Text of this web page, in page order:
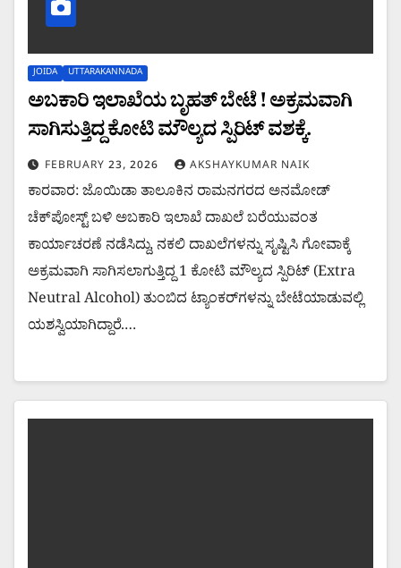
JOIDA UTTARAKANNADA
ಅಬಕಾರಿ ಇಲಾಖೆಯ ಬೃಹತ್ ಬೇಟೆ ! ಅಕ್ರಮವಾಗಿ
ಸಾಗಿಸುತ್ತಿದ್ದ ಕೋಟಿ ಮೌಲ್ಯದ ಸ್ಪಿರಿಟ್ ವಶಕ್ಕೆ.
FEBRUARY 23, 2026 AKSHAYKUMAR NAIK
ಕಾರವಾರ: ಜೊಯಿಡಾ ತಾಲೂಕಿನ ರಾಮನಗರದ ಅನಮೋಡ್
ಚೆಕ್‌ಪೋಸ್ಟ್ ಬಳಿ ಅಬಕಾರಿ ಇಲಾಖೆ ದಾಖಲೆ ಬರೆಯುವಂತ
ಕಾರ್ಯಾಚರಣೆ ನಡೆಸಿದ್ದು, ನಕಲಿ ದಾಖಲೆಗಳನ್ನು ಸೃಷ್ಟಿಸಿ ಗೋವಾಕ್ಕೆ
ಅಕ್ರಮವಾಗಿ ಸಾಗಿಸಲಾಗುತ್ತಿದ್ದ 1 ಕೋಟಿ ಮೌಲ್ಯದ ಸ್ಪಿರಿಟ್ (Extra
Neutral Alcohol) ತುಂಬಿದ ಟ್ಯಾಂಕರ್‌ಗಳನ್ನು ಬೇಟೆಯಾಡುವಲ್ಲಿ
ಯಶಸ್ವಿಯಾಗಿದ್ದಾರೆ.…